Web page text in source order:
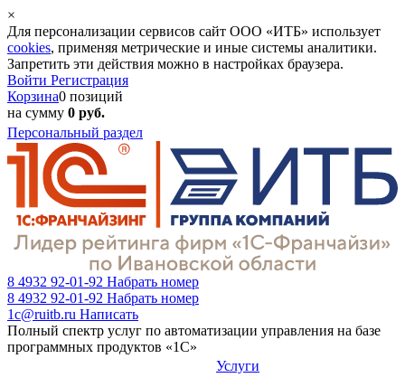
×
Для персонализации сервисов сайт ООО «ИТБ» использует
cookies, применяя метрические и иные системы аналитики.
Запретить эти действия можно в настройках браузера.
Войти Регистрация
Корзина0 позиций
на сумму 0 руб.
Персональный раздел
8 4932 92-01-92 Набрать номер
8 4932 92-01-92 Набрать номер
1c@ruitb.ru Написать
Полный спектр услуг по автоматизации управления на базе
программных продуктов «1С»
Услуги